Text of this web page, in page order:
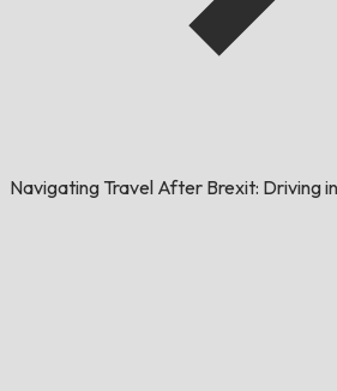
Navigating Travel After Brexit: Driving